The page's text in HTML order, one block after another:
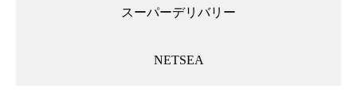
スーパーデリバリー
NETSEA